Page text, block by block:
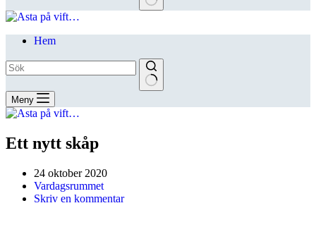
Hem
Meny
Ett nytt skåp
24 oktober 2020
Vardagsrummet
Skriv en kommentar